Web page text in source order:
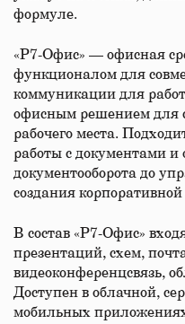
формуле.
«Р7-Офис» — офисная
функционалом для
коммуникации для
офисным решением для
рабочего места.
работы с документами и
документооборота до
создания корпоративной
В состав «Р7-Офис»
презентаций, схем,
видеоконференцсвязь,
Доступен в облачной,
мобильных